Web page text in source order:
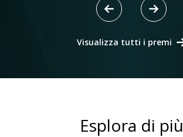
Visualizza tutti i premi
Esplora di più